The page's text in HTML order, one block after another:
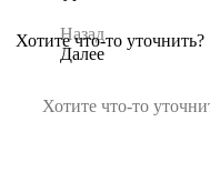
Назад
Далее
Хотите что-то уточнить?